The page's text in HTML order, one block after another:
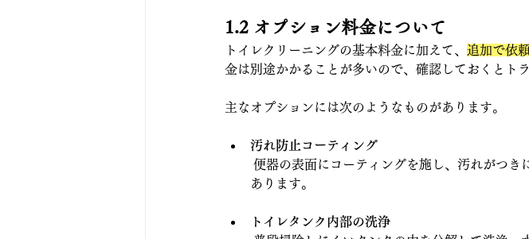
1.2 オプション料金について
トイレクリーニングの基本料金に加えて、 追加で依
金は別途かかることが多いので、確認しておくとト
主なオプションには次のようなものがあります。
汚れ防止コーティング
便器の表面にコーティングを施し、汚れがつ
あります。
トイレタンク内部の洗浄